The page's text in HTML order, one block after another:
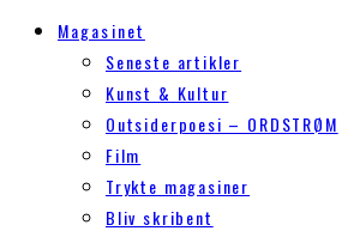
Magasinet
Seneste artikler
Kunst & Kultur
Outsiderpoesi – ORDSTRØM
Film
Trykte magasiner
Bliv skribent